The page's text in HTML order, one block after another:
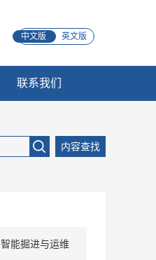
中文版 英文版
联系我们
内容查找
智能掘进与运维